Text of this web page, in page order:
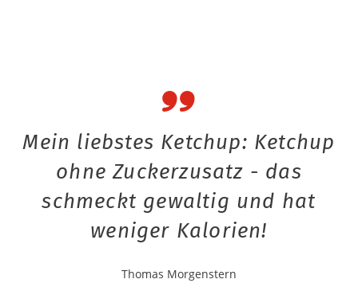
Mein liebstes Ketchup: Ketchup
ohne Zuckerzusatz - das
schmeckt gewaltig und hat
weniger Kalorien!
Thomas Morgenstern